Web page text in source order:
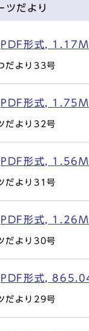
ツだより
形式,
だより33号
形式,
だより32号
形式,
だより31号
形式,
だより30号
形式,
だより29号